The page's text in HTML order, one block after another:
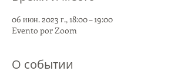
06 июн. 2023 г., 18:00 – 19:00
Evento por Zoom
О событии